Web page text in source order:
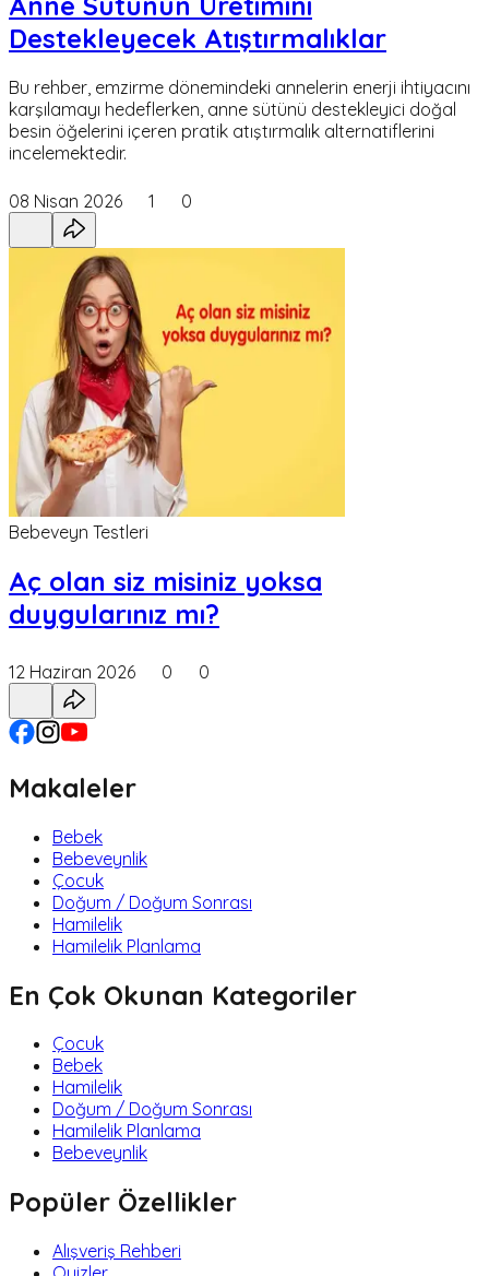
Destekleyecek Atıştırmalıklar
Bu rehber, emzirme dönemindeki annelerin enerji ihtiyacını
karşılamayı hedeflerken, anne sütünü destekleyici doğal
besin öğelerini içeren pratik atıştırmalık alternatiflerini
incelemektedir.
08 Nisan 2026 1 0
Bebeveyn Testleri
Aç olan siz misiniz yoksa
duygularınız mı?
12 Haziran 2026 0 0
Makaleler
Bebek
Bebeveynlik
Çocuk
Doğum / Doğum Sonrası
Hamilelik
Hamilelik Planlama
En Çok Okunan Kategoriler
Çocuk
Bebek
Hamilelik
Doğum / Doğum Sonrası
Hamilelik Planlama
Bebeveynlik
Popüler Özellikler
Alışveriş Rehberi